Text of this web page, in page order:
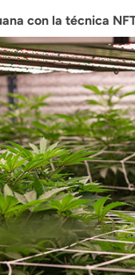
con la técnica